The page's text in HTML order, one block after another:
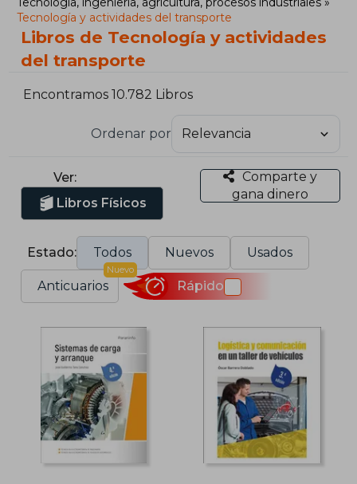
Tecnología y actividades del transporte
Libros de Tecnología y actividades
del transporte
Encontramos 10.782 Libros
Ordenar por
Ver:
Libros Físicos
Comparte y
gana dinero
Estado: Todos Nuevos Usados
Anticuarios
Nuevo
Rápido